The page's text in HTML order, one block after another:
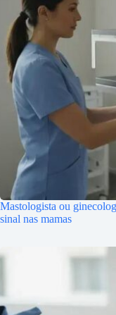
Mastologista ou
sinal nas mamas